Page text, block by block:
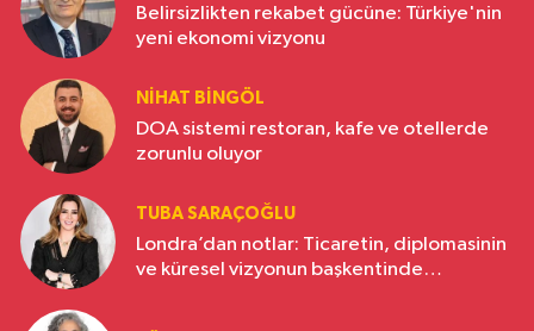
Belirsizlikten rekabet gücüne: Türkiye'nin
yeni ekonomi vizyonu
NIHAT BINGÖL
DOA sistemi restoran, kafe ve otellerde
zorunlu oluyor
TUBA SARAÇOĞLU
Londra’dan notlar: Ticaretin, diplomasinin
ve küresel vizyonun başkentinde